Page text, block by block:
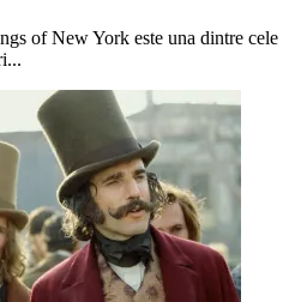
of New York este una dintre cele